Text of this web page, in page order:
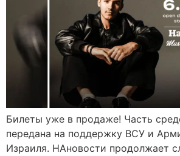
Билеты уже в продаже! Часть
передана на поддержку ВСУ и
Израиля. НАновости продолжает